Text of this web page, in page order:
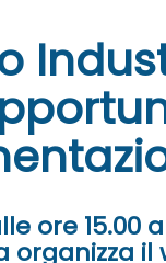
ore 15.00
organizza il